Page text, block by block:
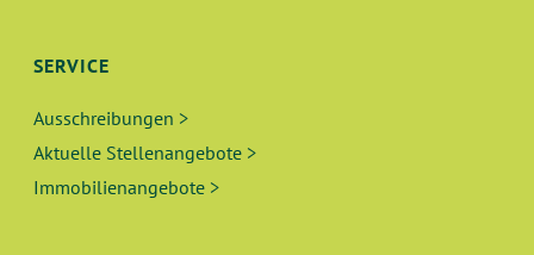
SERVICE
Ausschreibungen >
Aktuelle Stellenangebote >
Immobilienangebote >